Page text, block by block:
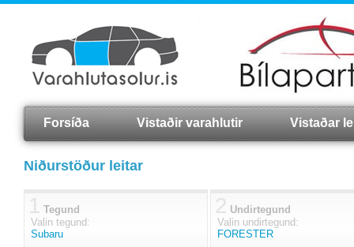
Forsíða Vistaðir varahlutir Vistaðar
Niðurstöður leitar
1 Tegund
Valin tegund:
Subaru
2 Undirtegund
Valin undirtegund:
FORESTER